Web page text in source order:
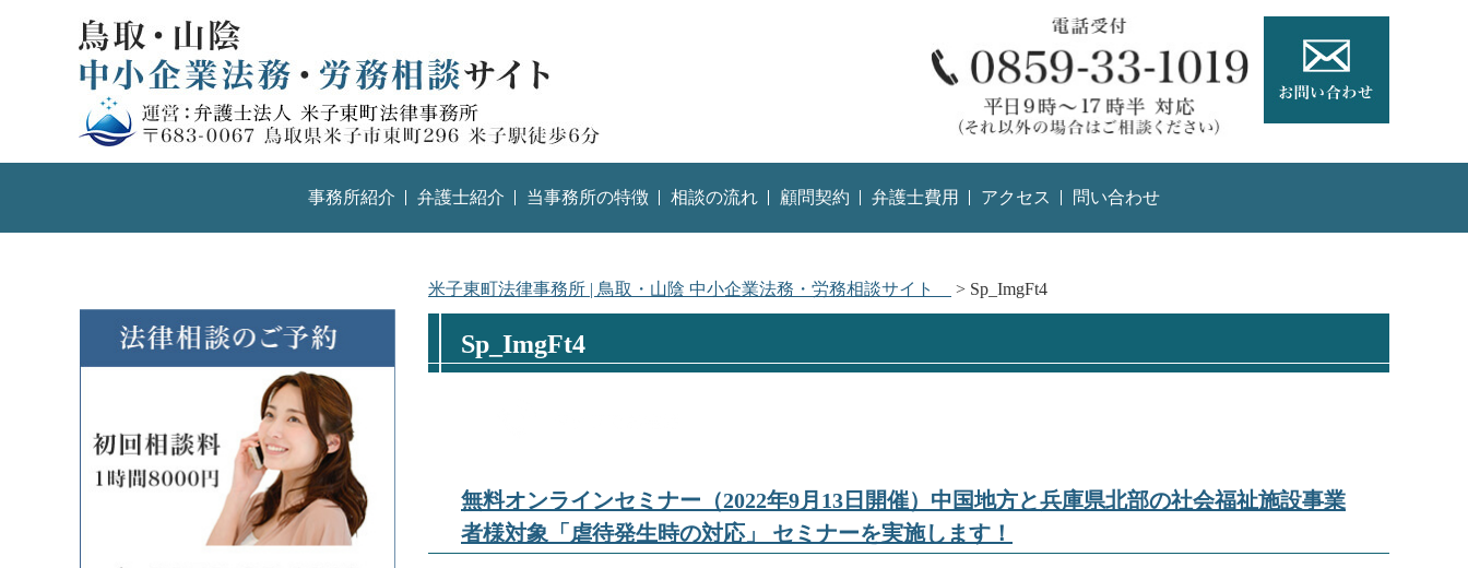
事務所紹介 弁護士紹介 当事務所の特徴 相談の流れ 顧問契約 弁護士費用 アクセス 問い合わせ
米子東町法律事務所 | 鳥取・山陰 中小企業法務・労務相談サイト > Sp_ImgFt4
Sp_ImgFt4
無料オンラインセミナー（2022年9月13日開催）中国地方と兵庫県北部の社会福祉施設事業
者様対象「虐待発生時の対応」 セミナーを実施します！